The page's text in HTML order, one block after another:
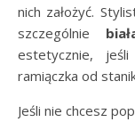
nich założyć.
szczególnie
estetycznie,
ramiączka od
Jeśli nie chcesz